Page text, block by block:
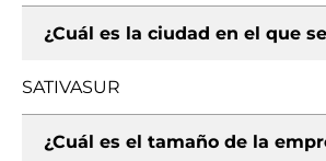
¿Cuál es la ciudad en el que
SATIVASUR
¿Cuál es el tamaño de la